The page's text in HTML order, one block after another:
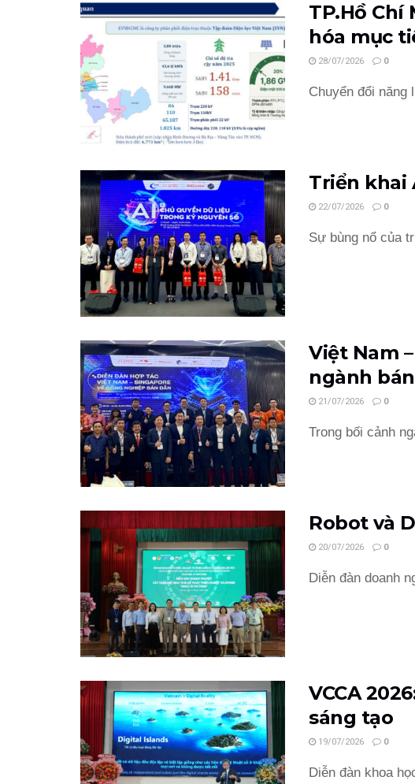
TP.Hồ
hóa mục
28/07/2026 0
Chuyển đổi
Triển khai
22/07/2026 0
Sự bùng nổ của
Việt Nam
ngành
21/07/2026 0
Trong bối cảnh
Robot và
20/07/2026 0
Diễn đàn doanh
VCCA
sáng tạo
19/07/2026 0
Diễn đàn khoa